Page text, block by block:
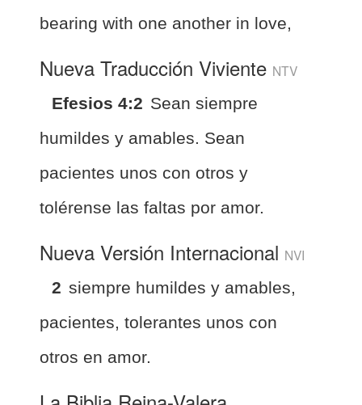
bearing with one another in love,
Nueva Traducción Viviente NTV
Efesios 4:2 Sean siempre
humildes y amables. Sean
pacientes unos con otros y
tolérense las faltas por amor.
Nueva Versión Internacional NVI
2 siempre humildes y amables,
pacientes, tolerantes unos con
otros en amor.